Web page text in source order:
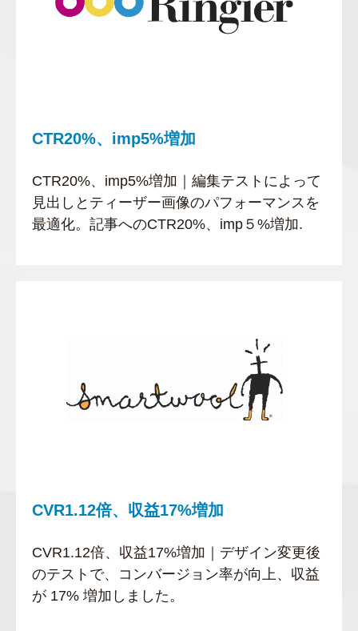
CTR20%、imp5%増加
CTR20%、imp5%増加｜編集テストによって
見出しとティーザー画像のパフォーマンスを
最適化。記事へのCTR20%、imp５%増加.
CVR1.12倍、収益17%増加
CVR1.12倍、収益17%増加｜デザイン変更後
のテストで、コンバージョン率が向上、収益
が 17% 増加しました。